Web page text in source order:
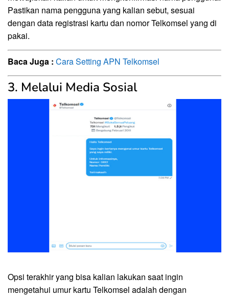
Pastikan nama pengguna yang kalian sebut, sesuai
dengan data registrasi kartu dan nomor Telkomsel yang di
pakai.
Baca Juga : Cara Setting APN Telkomsel
3. Melalui Media Sosial
Opsi terakhir yang bisa kalian lakukan saat ingin
mengetahui umur kartu Telkomsel adalah dengan